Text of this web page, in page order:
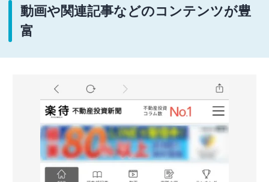
動画や関連記事などのコンテンツが豊
富